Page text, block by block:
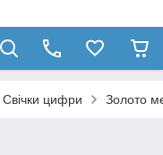
Свічки цифри Золото